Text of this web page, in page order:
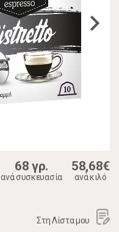
68 γρ.
ανά συσκευασία
58,68€
ανά κιλό
Στη Λίστα μου